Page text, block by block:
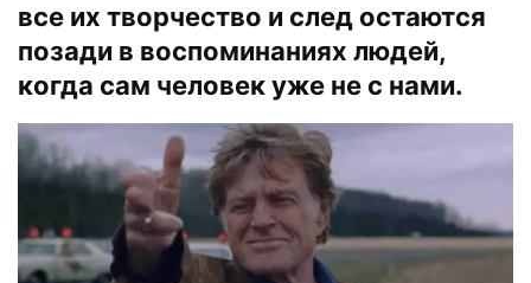
все их творчество и след остаются
позади в воспоминаниях людей,
когда сам человек уже не с нами.